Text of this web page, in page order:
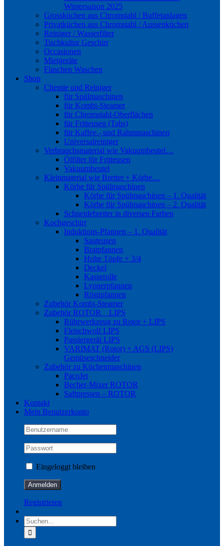
Wintersaison 2025
Grossküchen aus Chromstahl / Buffetanlagen
Privatküchen aus Chromstahl / Aussenküchen
Reiniger / Wasserfilter
Tischkultur Geschirr
Occasionen
Mietgeräte
Flaschen Waschen
Shop
Chemie und Reiniger
für Spülmaschinen
für Kombi-Steamer
für Chromstahl-Oberflächen
für Fritteusen (Tabs)
für Kaffee.- und Rahmmaschinen
Universalreiniger
Verbrauchsmaterial wie Vakuumbeutel…
Ölfilter für Fritteusen
Vakuumbeutel
Kleinmaterial wie Bretter + Körbe…
Körbe für Spülmaschinen
Körbe für Spülmaschinen – 1. Qualität
Körbe für Spülmaschinen – 2. Qualität
Schneidebretter in diversen Farben
Kochgeschirr
Induktions-Pfannen – 1. Qualität
Sauteusen
Bratpfannen
Hohe Töpfe + 3/4
Deckel
Kasserolle
Lyonerpfannen
Röstipfannen
Zubehör Kombi-Steamer
Zubehör ROTOR _ LIPS
Rührwerkzeug zu Rotor + LIPS
Fleischwolf LIPS
Passiergerät LIPS
VARIMAT (Rotor) + AGS (LIPS)
Gemüseschneider
Zubehör zu Küchenmaschinen
PacoJet
Becher-Mixer ROTOR
Saftpressen – ROTOR
Kontakt
Mein Benutzerkonto
Eingeloggt bleiben
Registrieren
Suche
nach: